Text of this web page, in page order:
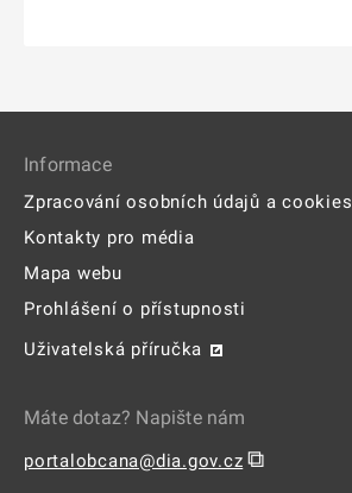
Informace
Zpracování osobních údajů a cookies
Kontakty pro média
Mapa webu
Prohlášení o přístupnosti
Uživatelská příručka
Máte dotaz? Napište nám
portalobcana@dia.gov.cz ⧉